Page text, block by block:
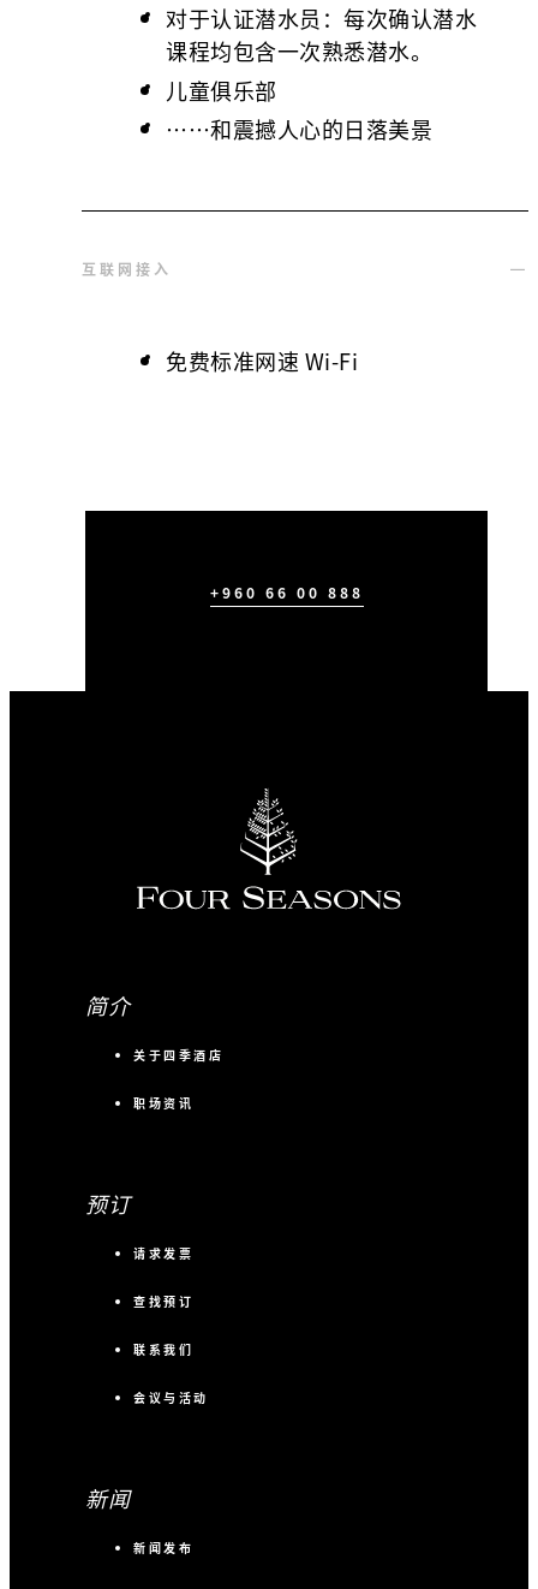
对于认证潜水员：每次确认潜水
课程均包含一次熟悉潜水。
儿童俱乐部
……和震撼人心的日落美景
互联网接入
免费标准网速 Wi-Fi
+960 66 00 888
简介
关于四季酒店
职场资讯
预订
请求发票
查找预订
联系我们
会议与活动
新闻
新闻发布